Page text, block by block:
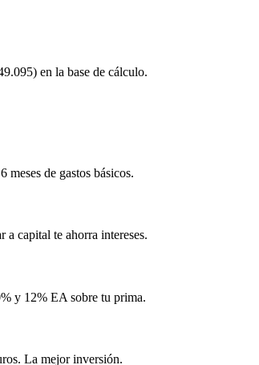
) en la base de cálculo.
meses de gastos básicos.
a capital te ahorra intereses.
y 12% EA sobre tu prima.
La mejor inversión.